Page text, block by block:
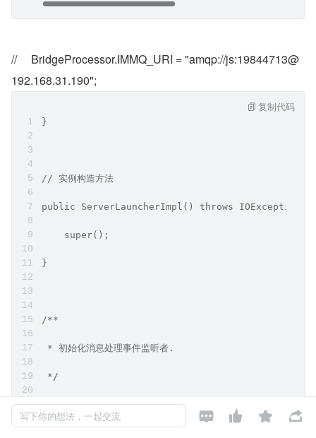
//     BridgeProcessor.IMMQ_URI = "amqp://js:19844713@
192.168.31.190";
}
// 实例构造方法
public ServerLauncherImpl() throws IOException {
    super();
}
/**
* 初始化消息处理事件监听者.
*/
@Override
复制代码
写下你的想法，一起交流    